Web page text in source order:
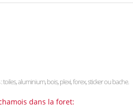
aluminium, bois, plexi, forex, sticker ou bache.
dans la foret: